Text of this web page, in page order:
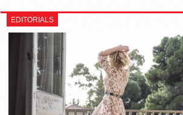
EDITORIALS